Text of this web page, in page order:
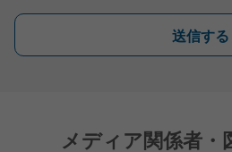
送信する
メディア関係者・